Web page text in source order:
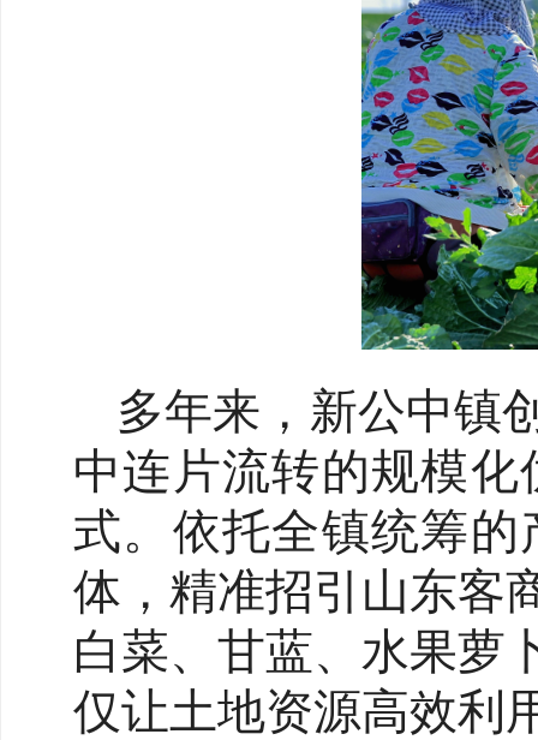
多年来，新公中镇
中连片流转的规模
式。依托全镇统筹
体，精准招引山东客
白菜、甘蓝、水果萝
仅让土地资源高效利